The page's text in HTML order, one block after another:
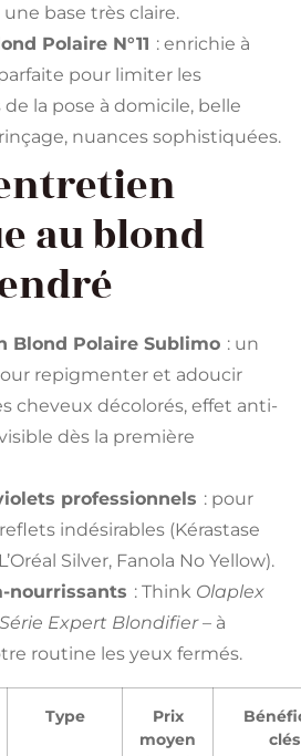
base très claire.
Polaire N°11 : enrichie à
parfaite pour limiter les
de la pose à domicile, belle
nuances sophistiquées.
au blond
Blond Polaire Sublimo : un
repigmenter et adoucir
cheveux décolorés, effet anti-
dès la première
professionnels : pour
indésirables (Kérastase
Silver, Fanola No Yellow).
nourrissants : Think Olaplex
Série Expert Blondifier– à
routine les yeux fermés.
Type
Prix
moyen
clés